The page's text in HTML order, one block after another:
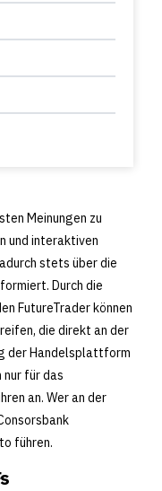
Meinungen zu
und interaktiven
stets über die
Durch die
FutureTrader können
die direkt an der
der Handelsplattform
für das
an. Wer an der
führen.